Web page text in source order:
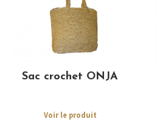
Sac crochet ONJA
Voir le produit